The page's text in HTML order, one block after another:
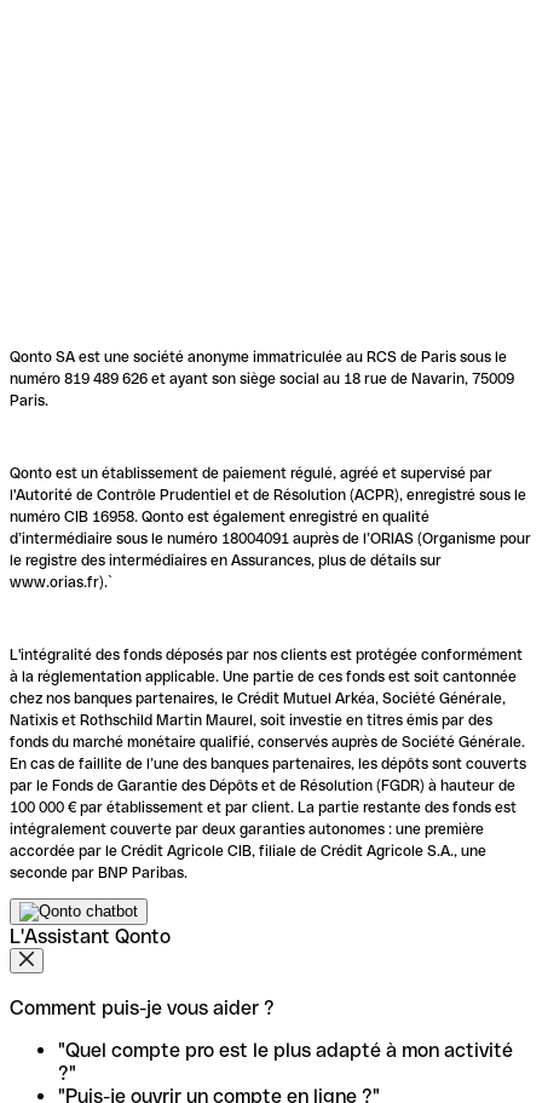
Qonto SA est une société anonyme immatriculée au RCS de Paris sous le
numéro 819 489 626 et ayant son siège social au 18 rue de Navarin, 75009
Paris.
Qonto est un établissement de paiement régulé, agréé et supervisé par
l'Autorité de Contrôle Prudentiel et de Résolution (ACPR), enregistré sous le
numéro CIB 16958. Qonto est également enregistré en qualité
d’intermédiaire sous le numéro 18004091 auprès de l’ORIAS (Organisme pour
le registre des intermédiaires en Assurances, plus de détails sur
www.orias.fr).`
L'intégralité des fonds déposés par nos clients est protégée conformément
à la réglementation applicable. Une partie de ces fonds est soit cantonnée
chez nos banques partenaires, le Crédit Mutuel Arkéa, Société Générale,
Natixis et Rothschild Martin Maurel, soit investie en titres émis par des
fonds du marché monétaire qualifié, conservés auprès de Société Générale.
En cas de faillite de l’une des banques partenaires, les dépôts sont couverts
par le Fonds de Garantie des Dépôts et de Résolution (FGDR) à hauteur de
100 000 € par établissement et par client. La partie restante des fonds est
intégralement couverte par deux garanties autonomes : une première
accordée par le Crédit Agricole CIB, filiale de Crédit Agricole S.A., une
seconde par BNP Paribas.
L'Assistant Qonto
Comment puis-je vous aider ?
"Quel compte pro est le plus adapté à mon activité
?"
"Puis-je ouvrir un compte en ligne ?"